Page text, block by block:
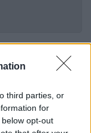
third parties, or
for
opt-out
στους
δύο
παραβιάσει